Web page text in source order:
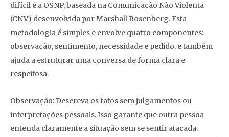
difícil é a OSNP, baseada na Comunicação Não Violenta
(CNV) desenvolvida por Marshall Rosenberg. Esta
metodologia é simples e envolve quatro componentes:
observação, sentimento, necessidade e pedido, e também
ajuda a estruturar uma conversa de forma clara e
respeitosa.
Observação: Descreva os fatos sem julgamentos ou
interpretações pessoais. Isso garante que outra pessoa
entenda claramente a situação sem se sentir atacada.